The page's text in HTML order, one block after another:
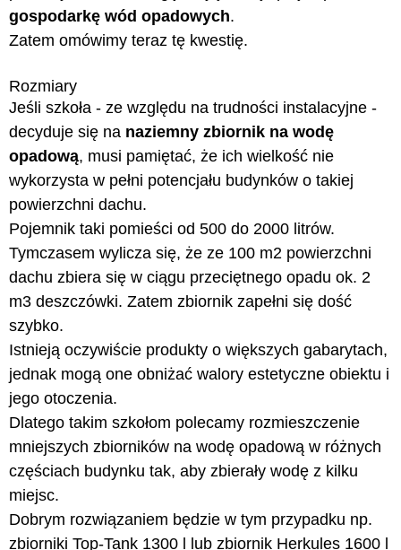
gospodarkę wód opadowych.
Zatem omówimy teraz tę kwestię.
Rozmiary
Jeśli szkoła - ze względu na trudności instalacyjne -
decyduje się na naziemny zbiornik na wodę
opadową, musi pamiętać, że ich wielkość nie
wykorzysta w pełni potencjału budynków o takiej
powierzchni dachu.
Pojemnik taki pomieści od 500 do 2000 litrów.
Tymczasem wylicza się, że ze 100 m2 powierzchni
dachu zbiera się w ciągu przeciętnego opadu ok. 2
m3 deszczówki. Zatem zbiornik zapełni się dość
szybko.
Istnieją oczywiście produkty o większych gabarytach,
jednak mogą one obniżać walory estetyczne obiektu i
jego otoczenia.
Dlatego takim szkołom polecamy rozmieszczenie
mniejszych zbiorników na wodę opadową w różnych
częściach budynku tak, aby zbierały wodę z kilku
miejsc.
Dobrym rozwiązaniem będzie w tym przypadku np.
zbiorniki Top-Tank 1300 l lub zbiornik Herkules 1600 l